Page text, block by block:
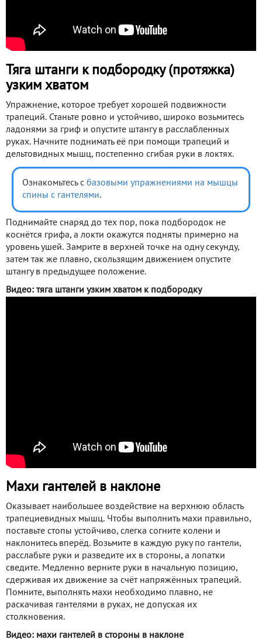
Тяга штанги к подбородку (протяжка)
узким хватом
Упражнение, которое требует хорошей подвижности
трапеций. Станьте ровно и устойчиво, широко возьмитесь
ладонями за гриф и опустите штангу в расслабленных
руках. Начните поднимать её при помощи трапеций и
дельтовидных мышц, постепенно сгибая руки в локтях.
Ознакомьтесь с базовыми упражнениями на мышцы
спины с гантелями.
Поднимайте снаряд до тех пор, пока подбородок не
коснётся грифа, а локти окажутся подняты примерно на
уровень ушей. Замрите в верхней точке на одну секунду,
затем так же плавно, скользящим движением опустите
штангу в предыдущее положение.
Видео: тяга штанги узким хватом к подбородку
Махи гантелей в наклоне
Оказывает наибольшее воздействие на верхнюю область
трапециевидных мышц. Чтобы выполнить махи правильно,
поставьте стопы устойчиво, слегка согните колени и
наклонитесь вперёд. Возьмите в каждую руку по гантели,
расслабьте руки и разведите их в стороны, а лопатки
сведите. Медленно верните руки в начальную позицию,
сдерживая их движение за счёт напряжённых трапеций.
Помните, выполнять махи необходимо плавно, не
раскачивая гантелями в руках, не допуская их
столкновения.
Видео: махи гантелей в стороны в наклоне